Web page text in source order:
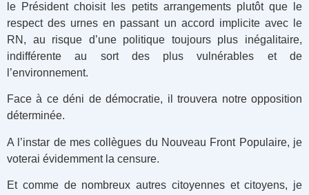
le Président choisit les petits arrangements plutôt que le
respect des urnes en passant un accord implicite avec le
RN, au risque d’une politique toujours plus inégalitaire,
indifférente au sort des plus vulnérables et de
l’environnement.
Face à ce déni de démocratie, il trouvera notre opposition
déterminée.
A l’instar de mes collègues du Nouveau Front Populaire, je
voterai évidemment la censure.
Et comme de nombreux autres citoyennes et citoyens, je